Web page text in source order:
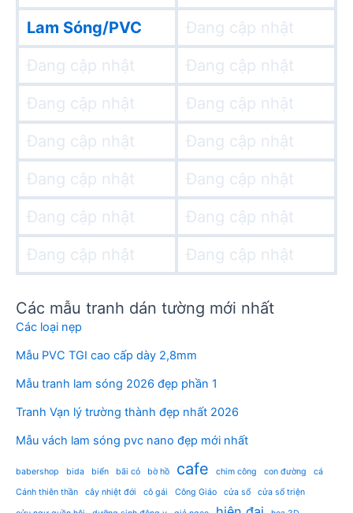
Lam Sóng/PVC
Đang cập nhật
Đang cập nhật
Đang cập nhật
Đang cập nhật
Đang cập nhật
Đang cập nhật
Đang cập nhật
Đang cập nhật
Đang cập nhật
Đang cập nhật
Đang cập nhật
Đang cập nhật
Đang cập nhật
Các mẫu tranh dán tường mới nhất
Các loại nẹp
Mẫu PVC TGI cao cấp dày 2,8mm
Mẫu tranh lam sóng 2026 đẹp phần 1
Tranh Vạn lý trường thành đẹp nhất 2026
Mẫu vách lam sóng pvc nano đẹp mới nhất
babershop bida biển bãi cỏ bờ hồ cafe chim công con đường
cá
Cánh thiên thần
cây nhiệt đới cô gái Công Giáo cửa sổ cửa sổ triện